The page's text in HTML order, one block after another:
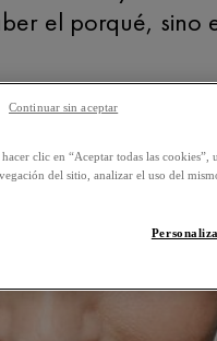
el porqué,
clic en “Aceptar todas las cookies”,
del sitio, analizar el uso del
Continuar sin aceptar